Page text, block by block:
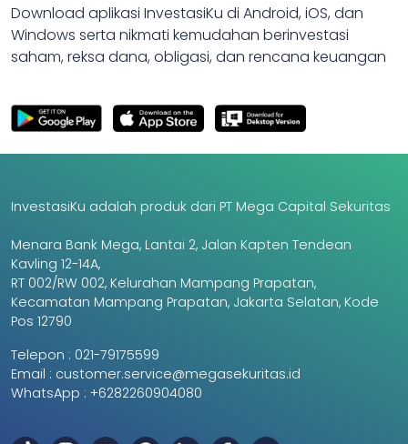
Download aplikasi InvestasiKu di Android, iOS, dan
Windows serta nikmati kemudahan berinvestasi
saham, reksa dana, obligasi, dan rencana keuangan
InvestasiKu adalah produk dari PT Mega Capital Sekuritas
Menara Bank Mega, Lantai 2, Jalan Kapten Tendean
Kavling 12-14A,
RT 002/RW 002, Kelurahan Mampang Prapatan,
Kecamatan Mampang Prapatan, Jakarta Selatan, Kode
Pos 12790
Telepon : 021-79175599
Email : customer.service@megasekuritas.id
WhatsApp : +6282260904080